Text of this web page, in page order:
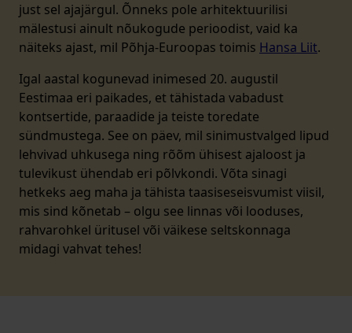
just sel ajajärgul. Õnneks pole arhitektuurilisi
mälestusi ainult nõukogude perioodist, vaid ka
näiteks ajast, mil Põhja-Euroopas toimis Hansa Liit.
Igal aastal kogunevad inimesed 20. augustil
Eestimaa eri paikades, et tähistada vabadust
kontsertide, paraadide ja teiste toredate
sündmustega. See on päev, mil sinimustvalged lipud
lehvivad uhkusega ning rõõm ühisest ajaloost ja
tulevikust ühendab eri põlvkondi. Võta sinagi
hetkeks aeg maha ja tähista taasiseseisvumist viisil,
mis sind kõnetab – olgu see linnas või looduses,
rahvarohkel üritusel või väikese seltskonnaga
midagi vahvat tehes!